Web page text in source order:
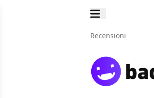
Recensioni